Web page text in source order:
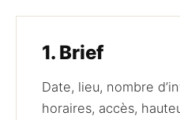
1. Brief
Date, lieu, nombre
horaires, accès,